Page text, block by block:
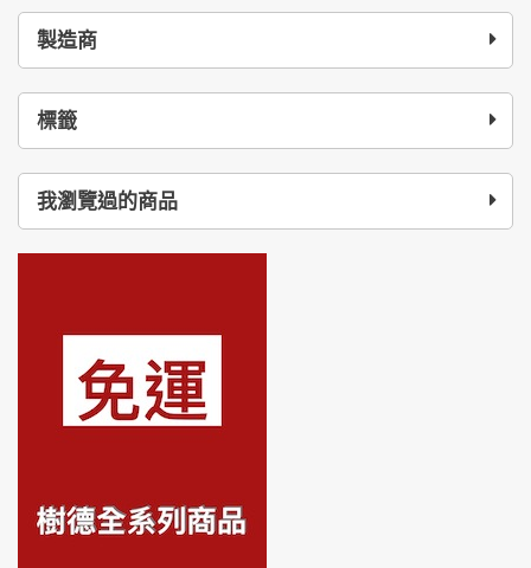
製造商
標籤
我瀏覽過的商品